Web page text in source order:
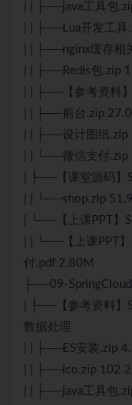
| | ├──java工具包
| | ├──Lua开发工具
| | ├──nginx缓存相
| | ├──Redis包.zip
| | ├──【参考资料
| | ├──前台.zip
| | ├──设计图纸.zip
| | └──微信支付
| ├──【课堂源码】
| | └──shop.zip
| └──【上课PPT】
| | └──【上课PPT
付.pdf 2.80M
├──09-
| ├──【参考资料】
数据处理
| | ├──ES安装.zip
| | ├──ico.zip
| | ├──java工具包